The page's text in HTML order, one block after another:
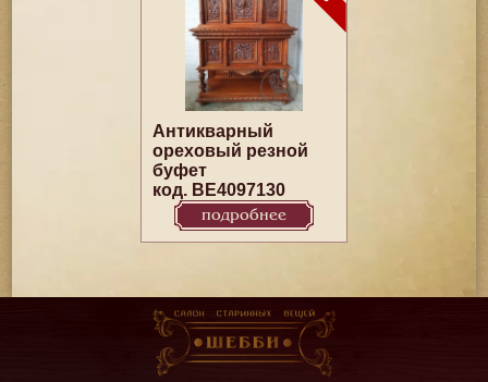
Антикварный
ореховый резной
буфет
код. BE4097130
подробнее